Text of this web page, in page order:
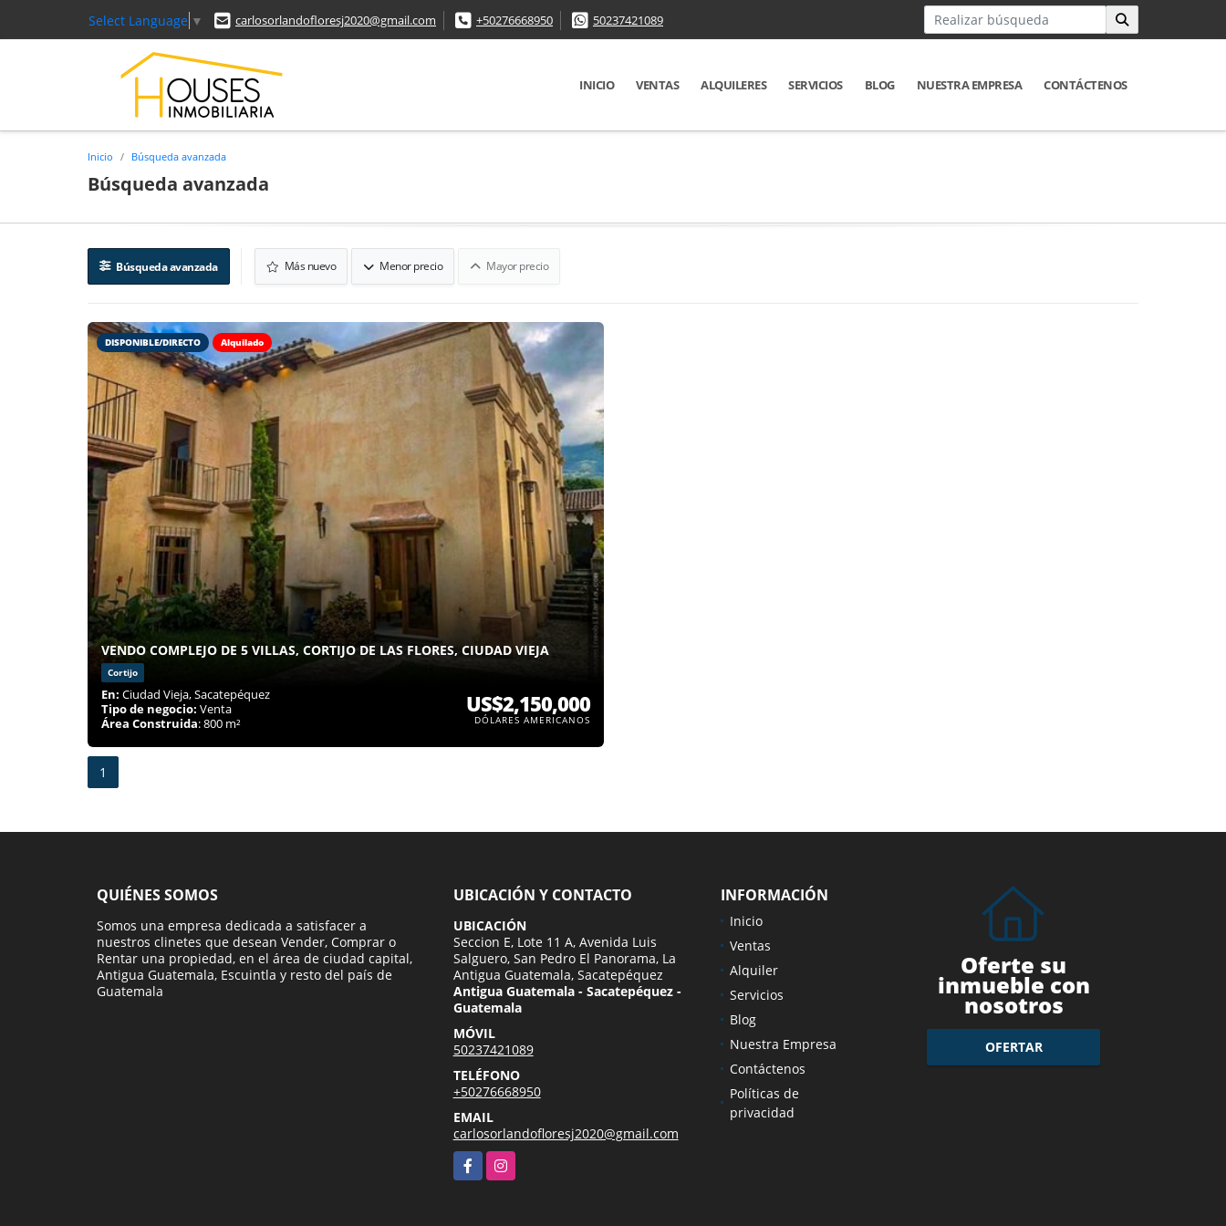
Select Language ▼ carlosorlandofloresj2020@gmail.com +50276668950 50237421089
INICIO VENTAS ALQUILERES SERVICIOS BLOG NUESTRA EMPRESA CONTÁCTENOS
Inicio Búsqueda avanzada
Búsqueda avanzada
Búsqueda avanzada Más nuevo Menor precio Mayor precio
DISPONIBLE/DIRECTO Alquilado
VENDO COMPLEJO DE 5 VILLAS, CORTIJO DE LAS FLORES, CIUDAD VIEJA
Cortijo
En: Ciudad Vieja, Sacatepéquez
Tipo de negocio: Venta
Área Construida: 800 m²
US$2,150,000
DÓLARES AMERICANOS
1
QUIÉNES SOMOS
Somos una empresa dedicada a satisfacer a
nuestros clinetes que desean Vender, Comprar o
Rentar una propiedad, en el área de ciudad capital,
Antigua Guatemala, Escuintla y resto del país de
Guatemala
UBICACIÓN Y CONTACTO
UBICACIÓN
Seccion E, Lote 11 A, Avenida Luis
Salguero, San Pedro El Panorama, La
Antigua Guatemala, Sacatepéquez
Antigua Guatemala - Sacatepéquez -
Guatemala
MÓVIL
50237421089
TELÉFONO
+50276668950
EMAIL
carlosorlandofloresj2020@gmail.com
FacebookInstagram
INFORMACIÓN
Inicio
Ventas
Alquiler
Servicios
Blog
Nuestra Empresa
Contáctenos
Políticas de
privacidad
Oferte su
inmueble con
nosotros
OFERTAR